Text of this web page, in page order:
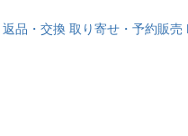
返品・交換 取り寄せ・予約販売